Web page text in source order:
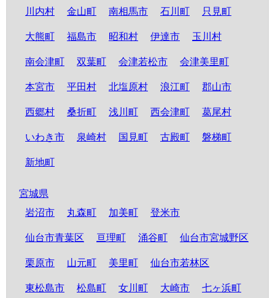
川内村 金山町 南相馬市 石川町 只見町
大熊町 福島市 昭和村 伊達市 玉川村
南会津町 双葉町 会津若松市 会津美里町
本宮市 平田村 北塩原村 浪江町 郡山市
西郷村 桑折町 浅川町 西会津町 葛尾村
いわき市 泉崎村 国見町 古殿町 磐梯町
新地町
宮城県
岩沼市
丸森町 加美町 登米市
仙台市青葉区 亘理町 涌谷町 仙台市宮城野区
栗原市 山元町 美里町 仙台市若林区
東松島市 松島町 女川町 大崎市 七ヶ浜町